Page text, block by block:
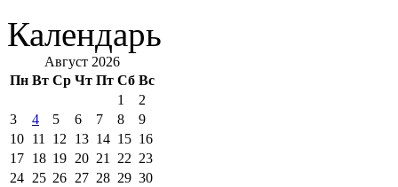
Календарь
Август 2026
Пн Вт Ср Чт Пт Сб Вс
1
2
3
4 5 6 7 8
9
10 11 12 13 14 15 16
17 18 19 20 21 22 23
24 25 26 27 28 29 30